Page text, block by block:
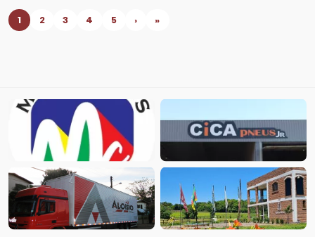
1 2 3 4 5 › »